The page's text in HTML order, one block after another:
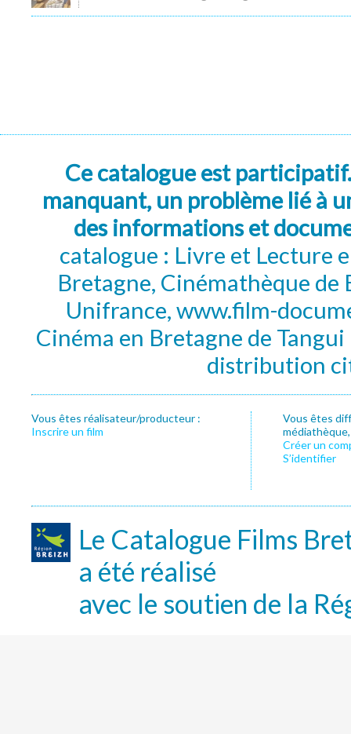
Ce catalogue est
manquant, un problème lié à
des informations et
catalogue : Livre et Lecture
Bretagne, Cinémathèque de
Unifrance, www.film-
Cinéma en Bretagne de
distribution
Vous êtes réalisateur/producteur :
Inscrire un film
Vous êtes
Créer un
S’identifier
Le Catalogue Films
a été réalisé
avec le soutien de la